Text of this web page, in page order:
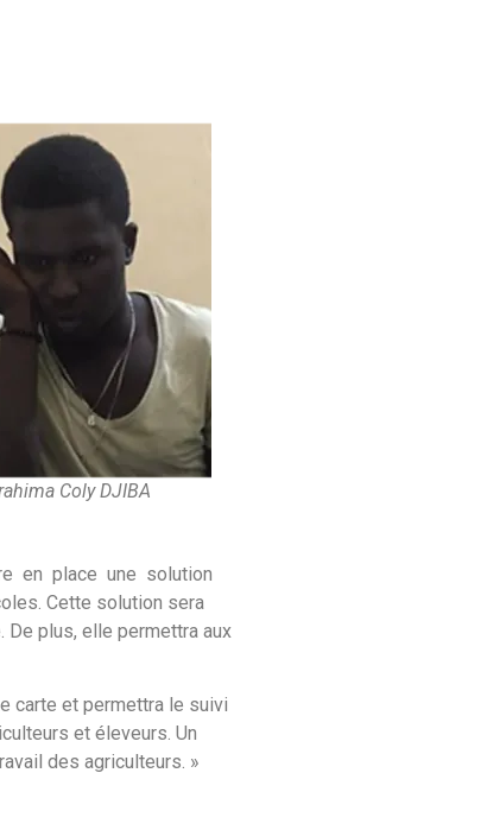
Coly DJIBA
en place une solution
Cette solution sera
plus, elle permettra aux
carte et permettra le suivi
et éleveurs. Un
des agriculteurs. »